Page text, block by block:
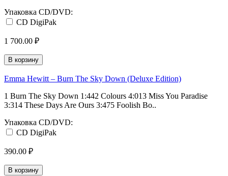
Упаковка CD/DVD:
CD DigiPak
1 700.00 ₽
В корзину
Emma Hewitt ‎– Burn The Sky Down (Deluxe Edition)
1 Burn The Sky Down 1:442 Colours 4:013 Miss You Paradise
3:314 These Days Are Ours 3:475 Foolish Bo..
Упаковка CD/DVD:
CD DigiPak
390.00 ₽
В корзину